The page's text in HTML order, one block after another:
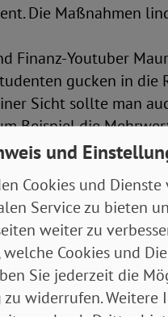
Die Maßnahmen
Finanz-Youtuber
gucken in
Sicht sollte man
Beispiel die
auf EU-Ebene
erfolgreicher
Leute überhaupt am
natürlich auch dafür,
man ahnt, dass man
gerade.“ Prof. Truger
und
Cookies und
Service zu bieten
weiter zu
welche Cookies und
Sie jederzeit die
widerrufen. Weitere